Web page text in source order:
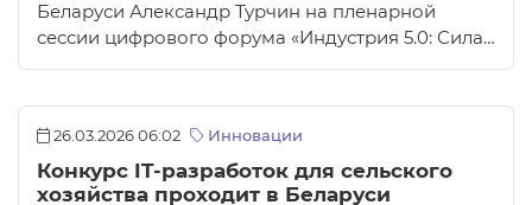
Беларуси Александр Турчин на пленарной
сессии цифрового форума «Индустрия 5.0: Сила…
26.03.2026 06:02 Инновации
Конкурс IT-разработок для сельского
хозяйства проходит в Беларуси